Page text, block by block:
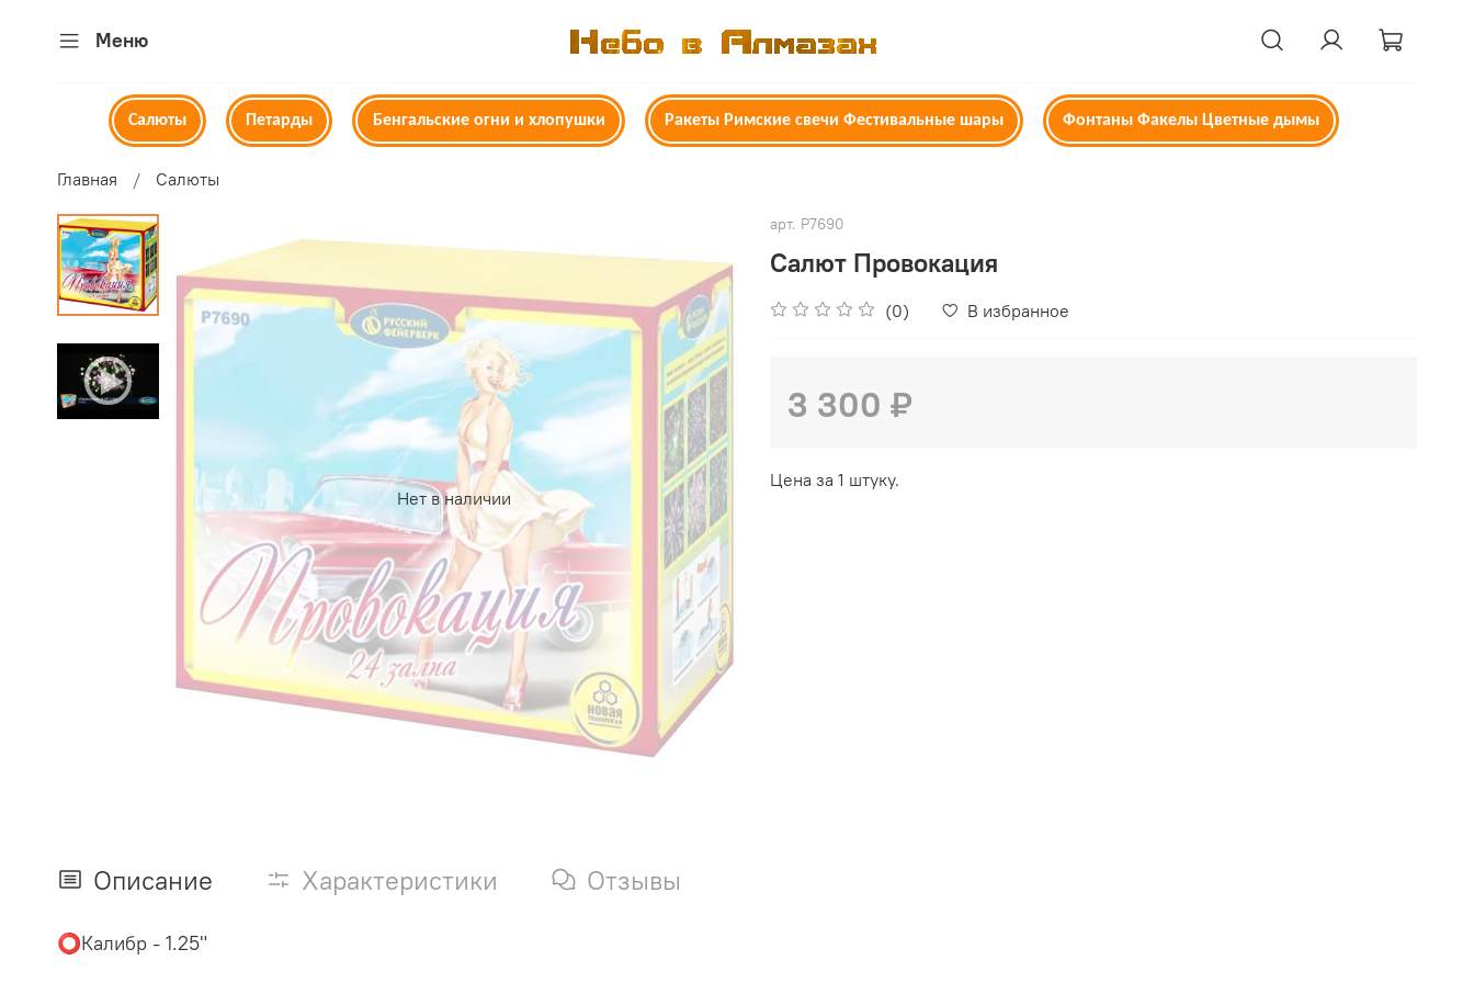
Меню
Салюты Петарды Бенгальские огни и хлопушки Ракеты Римские свечи Фестивальные шары Фонтаны Факелы Цветные дымы
Главная Салюты
Нет в наличии
арт. Р7690
Салют Провокация
(0) В избранное
3 300 ₽
Цена за 1 штуку.
Описание Характеристики Отзывы
⭕️Калибр - 1.25"